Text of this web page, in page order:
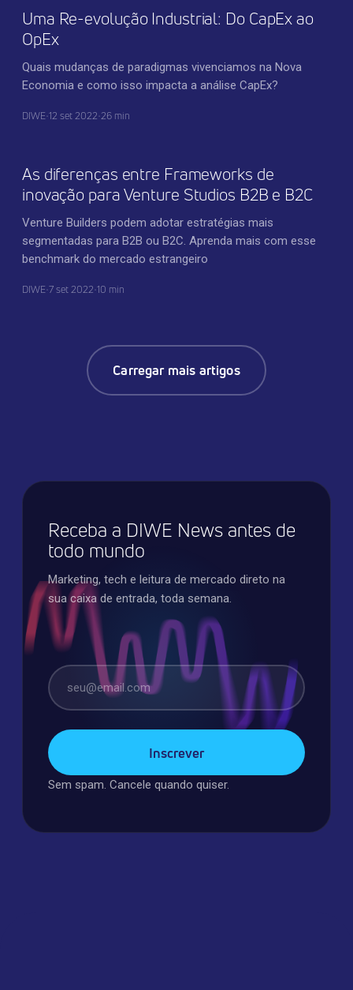
Uma Re-evolução Industrial: Do CapEx ao
OpEx
Quais mudanças de paradigmas vivenciamos na Nova
Economia e como isso impacta a análise CapEx?
DIWE•12 set 2022•26 min
INOVAÇÃO CORPORATIVA
As diferenças entre Frameworks de
inovação para Venture Studios B2B e B2C
Venture Builders podem adotar estratégias mais
segmentadas para B2B ou B2C. Aprenda mais com esse
benchmark do mercado estrangeiro
DIWE•7 set 2022•10 min
Carregar mais artigos
Receba a DIWE News antes de
todo mundo
Marketing, tech e leitura de mercado direto na
sua caixa de entrada, toda semana.
E-mail
Sem spam. Cancele quando quiser.